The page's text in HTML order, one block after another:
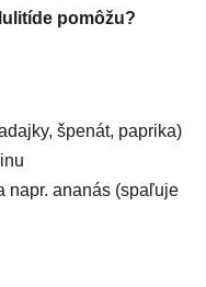
pomôžu?
špenát, paprika)
napr. ananás (spaľuje